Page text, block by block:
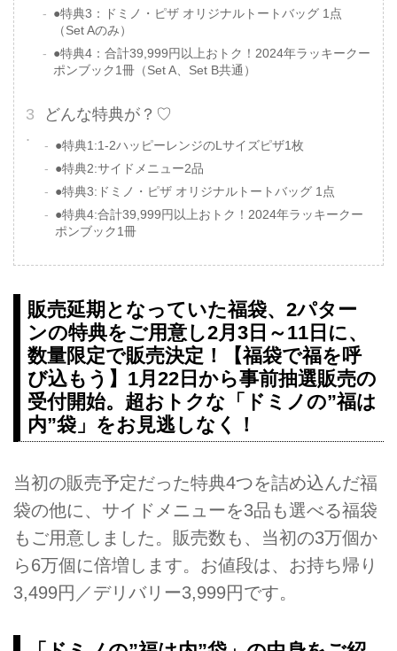
●特典3：ドミノ・ピザ オリジナルトートバッグ 1点
（Set Aのみ）
●特典4：合計39,999円以上おトク！2024年ラッキークー
ポンブック1冊（Set A、Set B共通）
どんな特典が？♡
●特典1:1-2ハッピーレンジのLサイズピザ1枚
●特典2:サイドメニュー2品
●特典3:ドミノ・ピザ オリジナルトートバッグ 1点
●特典4:合計39,999円以上おトク！2024年ラッキークー
ポンブック1冊
販売延期となっていた福袋、2パター
ンの特典をご用意し2月3日～11日に、
数量限定で販売決定！【福袋で福を呼
び込もう】1月22日から事前抽選販売の
受付開始。超おトクな「ドミノの”福は
内”袋」をお見逃しなく！
当初の販売予定だった特典4つを詰め込んだ福
袋の他に、サイドメニューを3品も選べる福袋
もご用意しました。販売数も、当初の3万個か
ら6万個に倍増します。お値段は、お持ち帰り
3,499円／デリバリー3,999円です。